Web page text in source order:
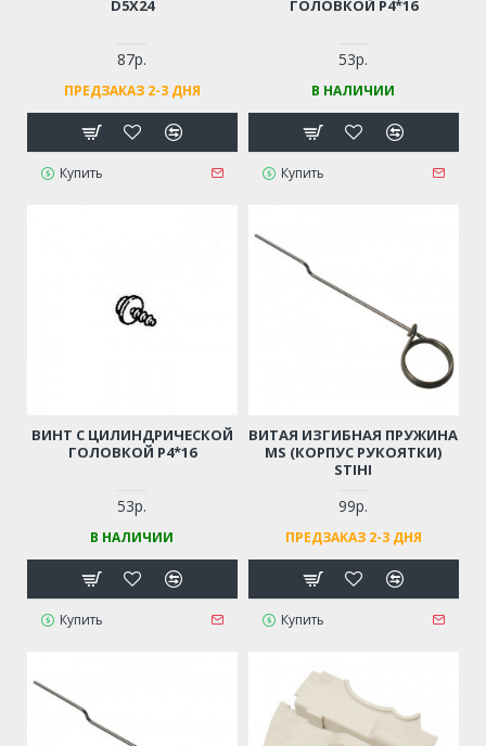
D5Х24
87р.
ПРЕДЗАКАЗ 2-3 ДНЯ
Купить
ГОЛОВКОЙ Р4*16
53р.
В НАЛИЧИИ
Купить
ВИНТ С ЦИЛИНДРИЧЕСКОЙ
ГОЛОВКОЙ Р4*16
53р.
В НАЛИЧИИ
Купить
ВИТАЯ ИЗГИБНАЯ ПРУЖИНА
MS (КОРПУС РУКОЯТКИ)
STIHI
99р.
ПРЕДЗАКАЗ 2-3 ДНЯ
Купить